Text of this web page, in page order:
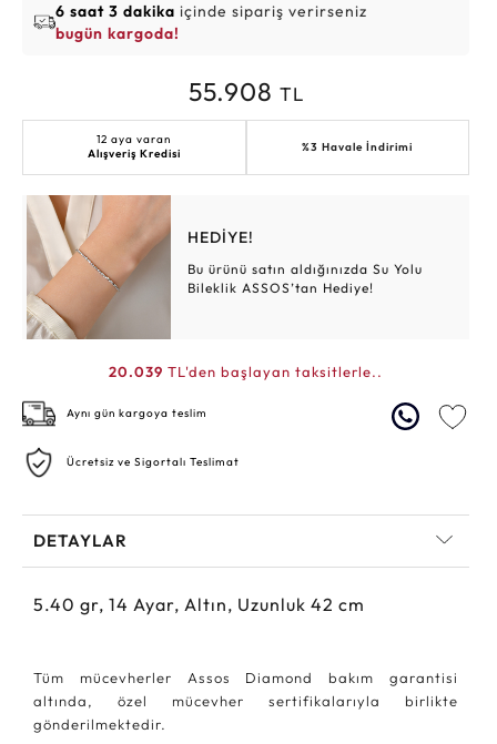
6 saat 3 dakika içinde sipariş verirseniz
bugün kargoda!
55.908 TL
12 aya varan
Alışveriş Kredisi
%3 Havale İndirimi
HEDİYE!
Bu ürünü satın aldığınızda Su Yolu
Bileklik ASSOS’tan Hediye!
20.039 TL'den başlayan taksitlerle..
Aynı gün kargoya teslim
Ücretsiz ve Sigortalı Teslimat
DETAYLAR
5.40 gr, 14 Ayar, Altın, Uzunluk 42 cm
Tüm mücevherler Assos Diamond bakım garantisi
altında, özel mücevher sertifikalarıyla birlikte
gönderilmektedir.